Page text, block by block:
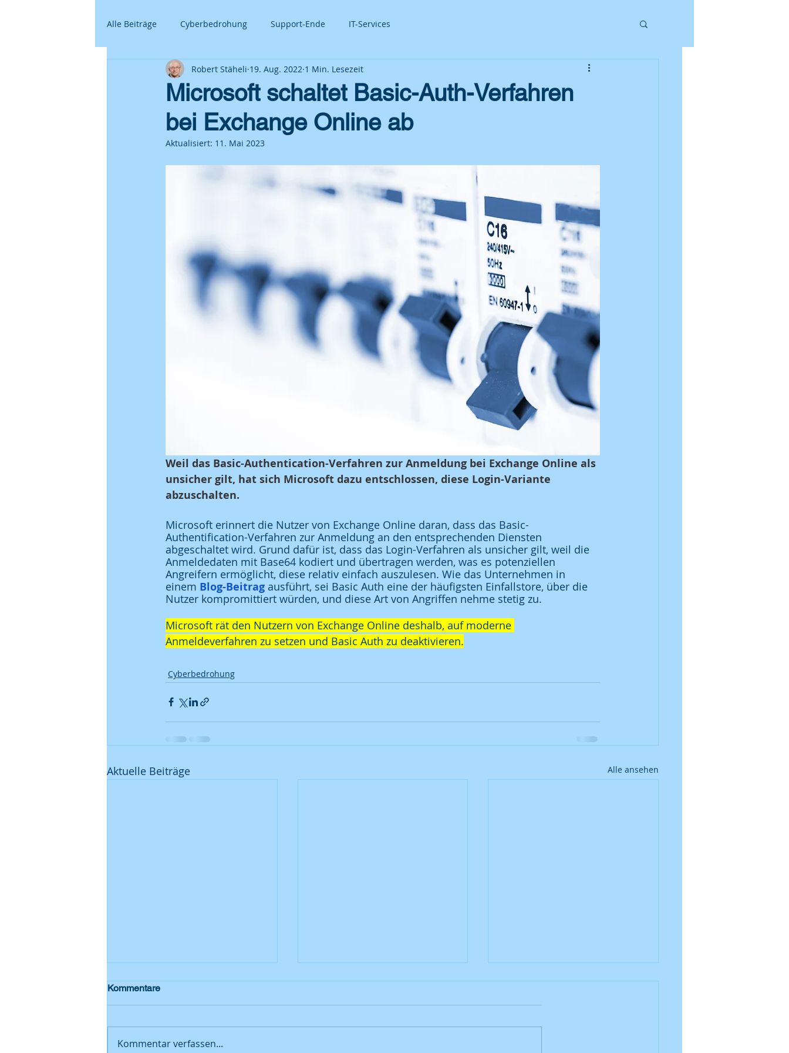
Alle Beiträge Cyberbedrohung Support-Ende IT-Services
Microsoft schaltet Basic-Auth-Verfahren
bei Exchange Online ab
Robert Stäheli 19. Aug. 2022 1 Min. Lesezeit
Aktualisiert: 11. Mai 2023
Weil das Basic-Authentication-Verfahren zur Anmeldung bei Exchange Online als
unsicher gilt, hat sich Microsoft dazu entschlossen, diese Login-Variante
abzuschalten.
Microsoft erinnert die Nutzer von Exchange Online daran, dass das Basic-
Authentification-Verfahren zur Anmeldung an den entsprechenden Diensten
abgeschaltet wird. Grund dafür ist, dass das Login-Verfahren als unsicher gilt, weil die
Anmeldedaten mit Base64 kodiert und übertragen werden, was es potenziellen
Angreifern ermöglicht, diese relativ einfach auszulesen. Wie das Unternehmen in
einem Blog-Beitrag ausführt, sei Basic Auth eine der häufigsten Einfallstore, über die
Nutzer kompromittiert würden, und diese Art von Angriffen nehme stetig zu.
Microsoft rät den Nutzern von Exchange Online deshalb, auf moderne
Anmeldeverfahren zu setzen und Basic Auth zu deaktivieren.
Cyberbedrohung
Aktuelle Beiträge Alle ansehen
Kommentare
Kommentar verfassen...